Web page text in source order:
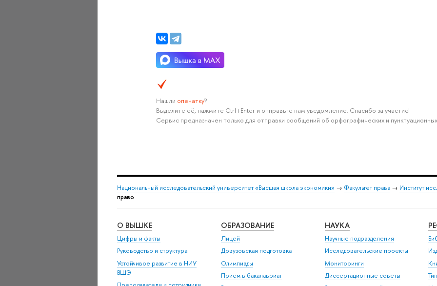
Нашли опечатку?
Выделите её, нажмите Ctrl+Enter и отправьте нам уведомление. Спасибо за участие!
Сервис предназначен только для отправки сообщений об орфографических и
Национальный исследовательский университет «Высшая школа экономики» → Факультет права → Институт
право
О ВЫШКЕ
Цифры и факты
Руководство и структура
Устойчивое развитие в НИУ
ВШЭ
ОБРАЗОВАНИЕ
Лицей
Довузовская подготовка
Олимпиады
Прием в бакалавриат
НАУКА
Научные подразделения
Исследовательские проекты
Мониторинги
Диссертационные советы